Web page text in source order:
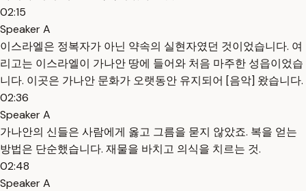
02:15
Speaker A
이스라엘은 정복자가 아닌 약속의 실현자였던 것이었습니다. 여
리고는 이스라엘이 가나안 땅에 들어와 처음 마주한 성읍이었습
니다. 이곳은 가나안 문화가 오랫동안 유지되어 [음악] 왔습니다.
02:36
Speaker A
가나안의 신들은 사람에게 옳고 그름을 묻지 않았죠. 복을 얻는
방법은 단순했습니다. 재물을 바치고 의식을 치르는 것.
02:48
Speaker A